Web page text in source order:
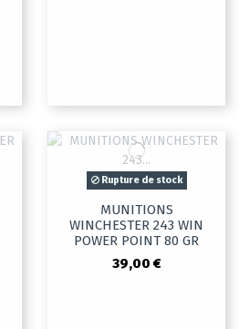
Rupture de stock
MUNITIONS
WINCHESTER 243 WIN
POWER POINT 80 GR
39,00 €